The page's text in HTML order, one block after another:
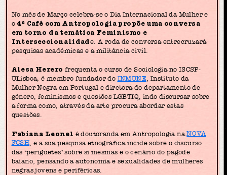
No mês de Março celebra-se o Dia Internacional da Mulher e
o4º Café com Antropologia propõe uma conversa
em torno da temática Feminismo e
Interseccionalidade. A roda de conversa entrecruzará
pesquisas académicas e a militância civil.
Alesa Herero frequenta o curso de Sociologia no ISCSP-
ULisboa, é membro fundador do INMUNE, Instituto da
Mulher Negra em Portugal e diretora do departamento de
género, feminismos e questões LGBTIQ, indo discursar sobre
a forma como, através da arte procura abordar estas
questões.
Fabiana Leonel é doutoranda em Antropologia naNOVA
FCSH , e a sua pesquisa etnográfica incide sobre o discurso
das ‘periguetes’ sobre si mesmas e o cenário do pagode
baiano, pensando a autonomia e sexualidades de mulheres
negras jovens e periféricas.